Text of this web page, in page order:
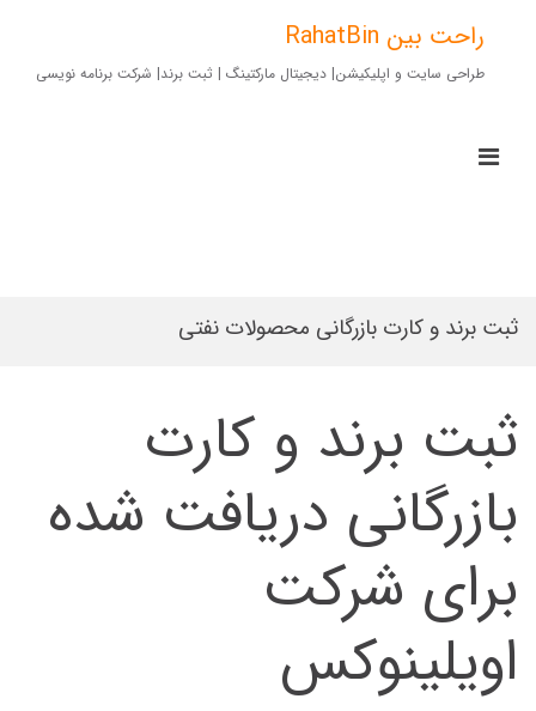
contentراحت بین RahatBin
طراحی سایت و اپلیکیشن| دیجیتال مارکتینگ | ثبت برند| شرکت برنامه نویسی
ثبت برند و کارت بازرگانی محصولات نفتی
ثبت برند و کارت
بازرگانی دریافت شده
برای شرکت
اویلینوکس